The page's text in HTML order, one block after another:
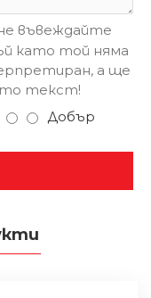
въвеждайте
като той няма
а ще
текст!
Добър